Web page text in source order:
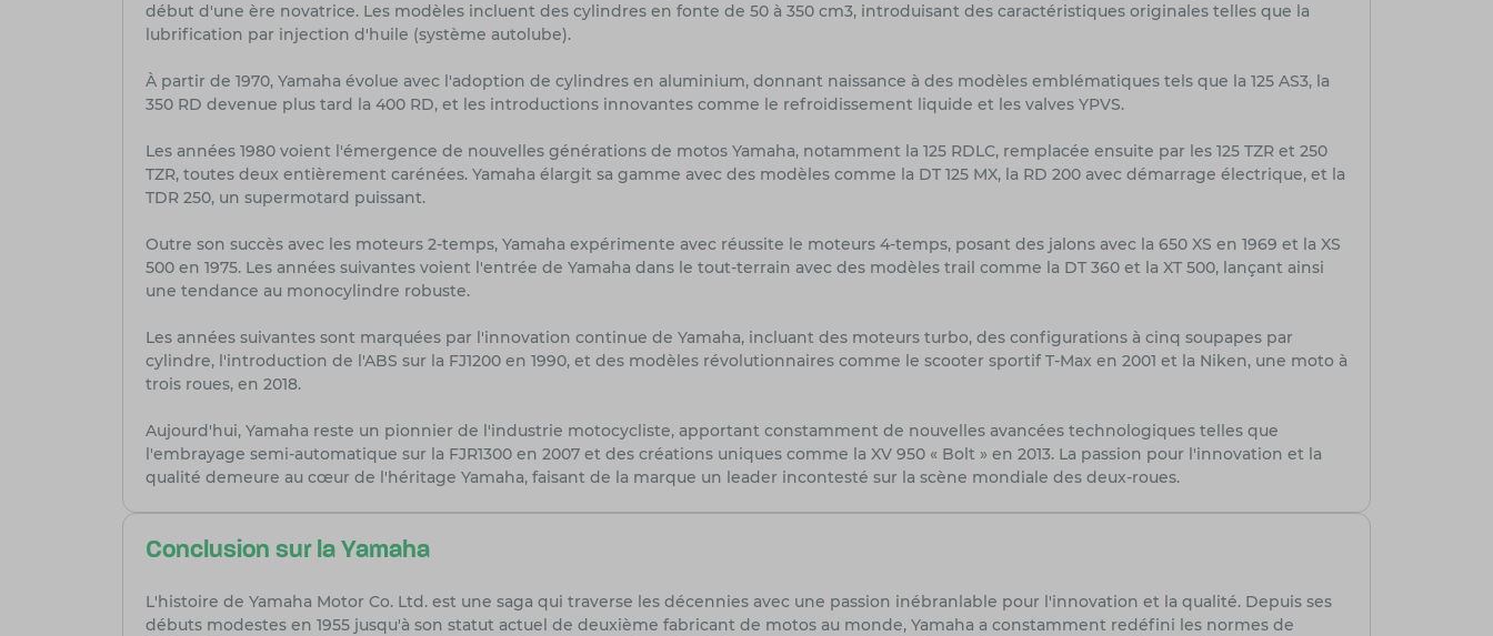
début d'une ère novatrice. Les modèles incluent des cylindres en fonte de 50 à 350 cm3, introduisant des caractéristiques originales telles que la
lubrification par injection d'huile (système autolube).
À partir de 1970, Yamaha évolue avec l'adoption de cylindres en aluminium, donnant naissance à des modèles emblématiques tels que la 125 AS3, la
350 RD devenue plus tard la 400 RD, et les introductions innovantes comme le refroidissement liquide et les valves YPVS.
Les années 1980 voient l'émergence de nouvelles générations de motos Yamaha, notamment la 125 RDLC, remplacée ensuite par les 125 TZR et 250
TZR, toutes deux entièrement carénées. Yamaha élargit sa gamme avec des modèles comme la DT 125 MX, la RD 200 avec démarrage électrique, et la
TDR 250, un supermotard puissant.
Outre son succès avec les moteurs 2-temps, Yamaha expérimente avec réussite le moteurs 4-temps, posant des jalons avec la 650 XS en 1969 et la XS
500 en 1975. Les années suivantes voient l'entrée de Yamaha dans le tout-terrain avec des modèles trail comme la DT 360 et la XT 500, lançant ainsi
une tendance au monocylindre robuste.
Les années suivantes sont marquées par l'innovation continue de Yamaha, incluant des moteurs turbo, des configurations à cinq soupapes par
cylindre, l'introduction de l'ABS sur la FJ1200 en 1990, et des modèles révolutionnaires comme le scooter sportif T-Max en 2001 et la Niken, une moto à
trois roues, en 2018.
Aujourd'hui, Yamaha reste un pionnier de l'industrie motocycliste, apportant constamment de nouvelles avancées technologiques telles que
l'embrayage semi-automatique sur la FJR1300 en 2007 et des créations uniques comme la XV 950 « Bolt » en 2013. La passion pour l'innovation et la
qualité demeure au cœur de l'héritage Yamaha, faisant de la marque un leader incontesté sur la scène mondiale des deux-roues.
Conclusion sur la Yamaha
L'histoire de Yamaha Motor Co. Ltd. est une saga qui traverse les décennies avec une passion inébranlable pour l'innovation et la qualité. Depuis ses
débuts modestes en 1955 jusqu'à son statut actuel de deuxième fabricant de motos au monde, Yamaha a constamment redéfini les normes de